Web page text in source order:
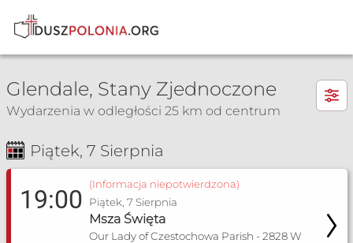
×
Msza Św. i nabożeństwa
Glendale, Stany Zjednoczone
Wydarzenia w odległości 25 km od centrum
Piątek, 7 Sierpnia
19:00
(Informacja niepotwierdzona)
Piątek, 7 Sierpnia
Msza Święta
Our Lady of Czestochowa Parish - 2828 W